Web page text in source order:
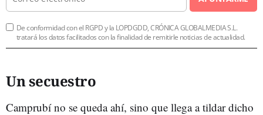
De conformidad con el RGPD y la LOPDGDD, CRÓNICA GLOBALMEDIA S.L.
tratará los datos facilitados con la finalidad de remitirle noticias de actualidad.
Un secuestro
Camprubí no se queda ahí, sino que llega a tildar dicho